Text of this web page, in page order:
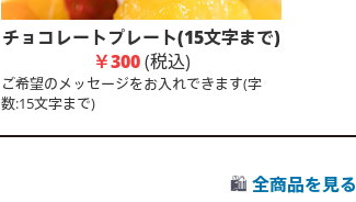
チョコレートプレート(15文字まで)
￥300(税込)
ご希望のメッセージをお入れできます(字
数:15文字まで)
🛍️ 全商品を見る